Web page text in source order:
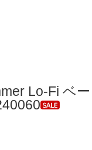
Lo-Fi ベー